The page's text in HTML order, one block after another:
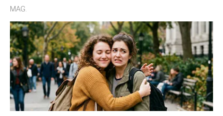
cognitiva, gratitud y no solo tienen autocontrol
MAG.